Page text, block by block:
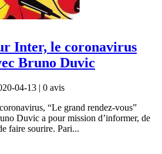
Inter, le coronavirus
Bruno Duvic
04-13 | 0 avis
“Le grand rendez-vous”
Duvic a pour mission d’informer, de
faire sourire. Pari...